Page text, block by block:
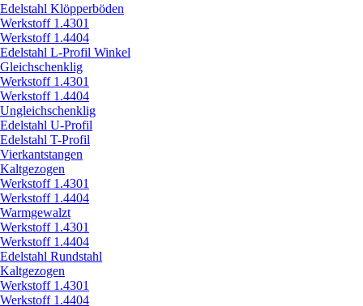
Edelstahl Klöpperböden
Werkstoff 1.4301
Werkstoff 1.4404
Edelstahl L-Profil Winkel
Gleichschenklig
Werkstoff 1.4301
Werkstoff 1.4404
Ungleichschenklig
Edelstahl U-Profil
Edelstahl T-Profil
Vierkantstangen
Kaltgezogen
Werkstoff 1.4301
Werkstoff 1.4404
Warmgewalzt
Werkstoff 1.4301
Werkstoff 1.4404
Edelstahl Rundstahl
Kaltgezogen
Werkstoff 1.4301
Werkstoff 1.4404